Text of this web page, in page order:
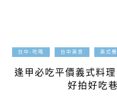
台中-吃喝 台中美食 美式
逢甲必吃平價義式料
好拍好吃